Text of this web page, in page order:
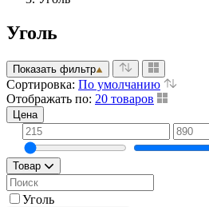
Уголь
Показать фильтр
Сортировка: По умолчанию
Отображать по: 20 товаров
Цена
Товар
Уголь